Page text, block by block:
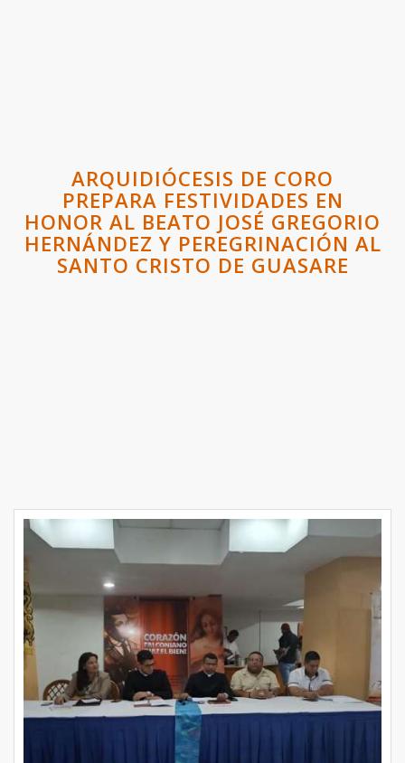
ARQUIDIÓCESIS DE CORO
PREPARA FESTIVIDADES EN
HONOR AL BEATO JOSÉ GREGORIO
HERNÁNDEZ Y PEREGRINACIÓN AL
SANTO CRISTO DE GUASARE